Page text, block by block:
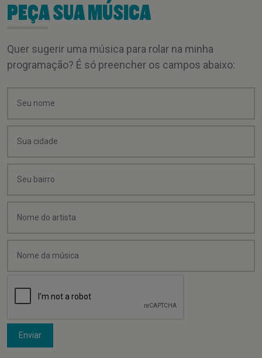
PEÇA SUA MÚSICA
Quer sugerir uma música para rolar na minha
programação? É só preencher os campos abaixo:
Enviar